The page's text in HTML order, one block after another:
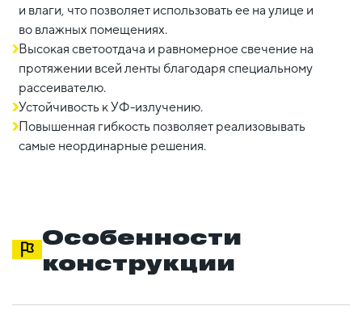
и влаги, что позволяет использовать ее на улице и
во влажных помещениях.
Высокая светоотдача и равномерное свечение на
протяжении всей ленты благодаря специальному
рассеивателю.
Устойчивость к УФ-излучению.
Повышенная гибкость позволяет реализовывать
самые неординарные решения.
Особенности
конструкции